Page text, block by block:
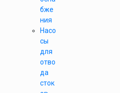
бже
ния
Насо
сы
для
отво
да
сток